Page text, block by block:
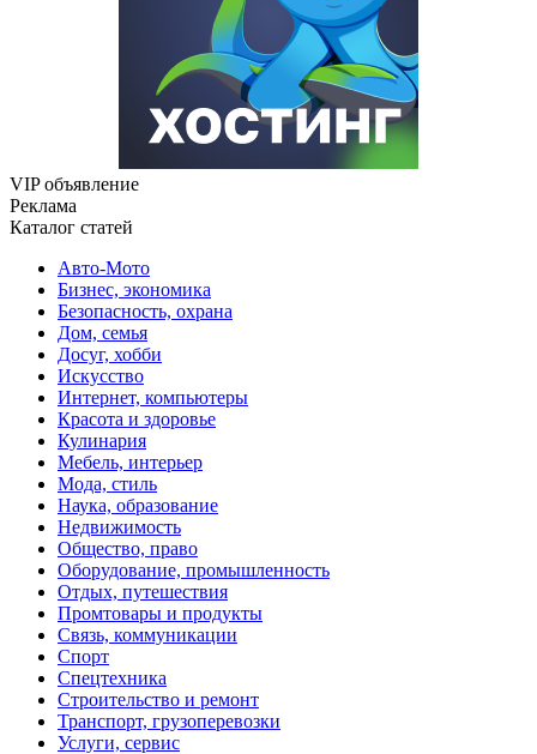
VIP объявление
Реклама
Каталог статей
Авто-Мото
Бизнес, экономика
Безопасность, охрана
Дом, семья
Досуг, хобби
Искусство
Интернет, компьютеры
Красота и здоровье
Кулинария
Мебель, интерьер
Мода, стиль
Наука, образование
Недвижимость
Общество, право
Оборудование, промышленность
Отдых, путешествия
Промтовары и продукты
Связь, коммуникации
Спорт
Спецтехника
Строительство и ремонт
Транспорт, грузоперевозки
Услуги, сервис